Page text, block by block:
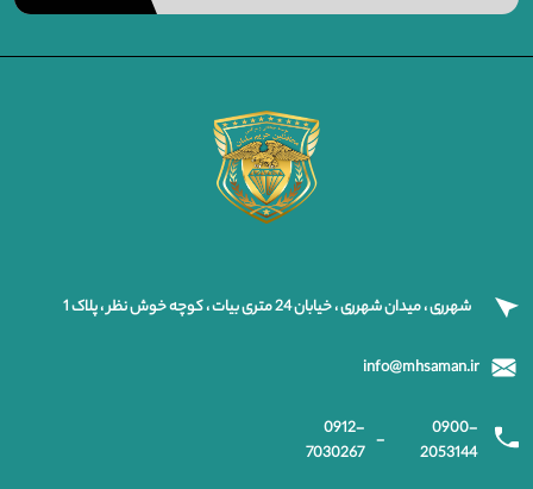
شهرری ، میدان شهرری ، خیابان 24 متری بیات ، کوچه خوش نظر ، پلاک 1
info@mhsaman.ir
0900-
2053144
-
0912-
7030267